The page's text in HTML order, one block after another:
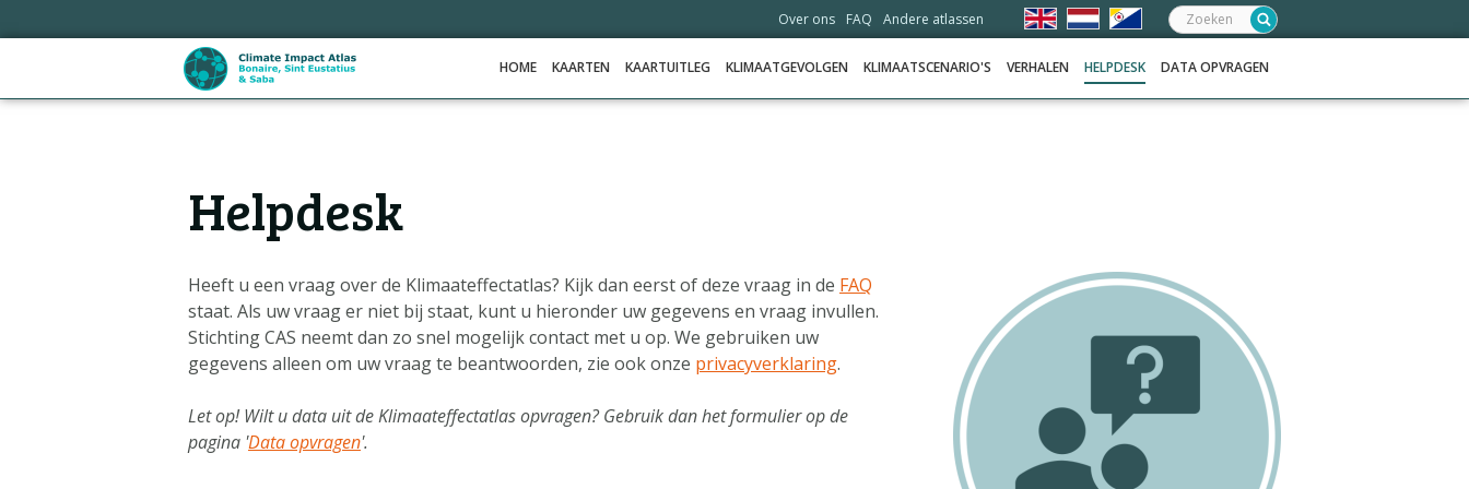
links
HOME KAARTEN KAARTUITLEG KLIMAATGEVOLGEN KLIMAATSCENARIO'S VERHALEN HELPDESK DATA OPVRAGEN
Over ons FAQ Andere atlassen Zoeken:
Helpdesk
Heeft u een vraag over de Klimaateffectatlas? Kijk dan eerst of deze vraag in de FAQ
staat. Als uw vraag er niet bij staat, kunt u hieronder uw gegevens en vraag invullen.
Stichting CAS neemt dan zo snel mogelijk contact met u op. We gebruiken uw
gegevens alleen om uw vraag te beantwoorden, zie ook onze privacyverklaring.
Let op! Wilt u data uit de Klimaateffectatlas opvragen? Gebruik dan het formulier op de
pagina 'Data opvragen'.
KLIMAATGEVOLGEN
KLIMAATSCENARIO'S
VERHALEN
DATA OPVRAGEN